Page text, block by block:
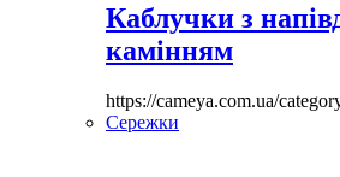
Каблучки з
камінням
https://cameya.com.ua/
Сережки